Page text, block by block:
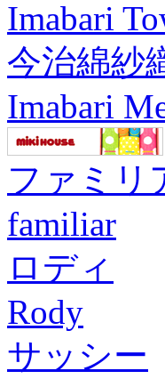
Imabari
今治綿紗
Imabari
ファミリ
familiar
ロディ
Rody
サッシー